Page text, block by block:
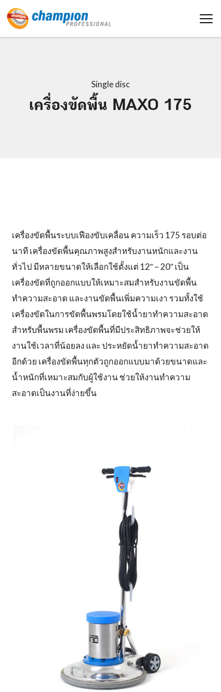
หน่วยงานสนับสนุน
Single disc
เครื่องขัดพื้น MAXO 175
เครื่องขัดพื้นระบบเฟืองขับเคลื่อน ความเร็ว 175 รอบต่อ
นาที เครื่องขัดพื้นคุณภาพสูงสำหรับงานหนักและงาน
ทั่วไป มีหลายขนาดให้เลือกใช้ตั้งแต่ 12″ – 20″ เป็น
เครื่องขัดที่ถูกออกแบบให้เหมาะสมสำหรับงานขัดพื้น
ทำความสะอาด และงานขัดพื้นเพิ่มความเงา รวมทั้งใช้
เครื่องขัดในการขัดพื้นพรมโดยใช้น้ำยาทำความสะอาด
สำหรับพื้นพรม เครื่องขัดพื้นที่มีประสิทธิภาพจะช่วยให้
งานใช้เวลาที่น้อยลง และ ประหยัดน้ำยาทำความสะอาด
อีกด้วย เครื่องขัดพื้นทุกตัวถูกออกแบบมาด้วยขนาดและ
น้ำหนักที่เหมาะสมกับผู้ใช้งาน ช่วยให้งานทำความ
สะอาดเป็นงานที่ง่ายขึ้น